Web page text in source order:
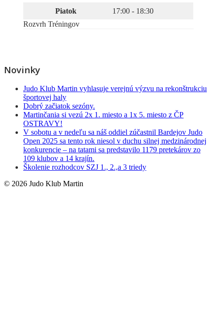
Piatok
17:00 - 18:30
Rozvrh Tréningov
Novinky
Judo Klub Martin vyhlasuje verejnú výzvu na rekonštrukciu
športovej haly
Dobrý začiatok sezóny.
Martinčania si vezú 2x 1. miesto a 1x 5. miesto z ČP
OSTRAVY!
V sobotu a v nedeľu sa náš oddiel zúčastnil Bardejov Judo
Open 2025 sa tento rok niesol v duchu silnej medzinárodnej
konkurencie – na tatami sa predstavilo 1179 pretekárov zo
109 klubov a 14 krajín.
Školenie rozhodcov SZJ 1., 2.,a 3 triedy
© 2026 Judo Klub Martin